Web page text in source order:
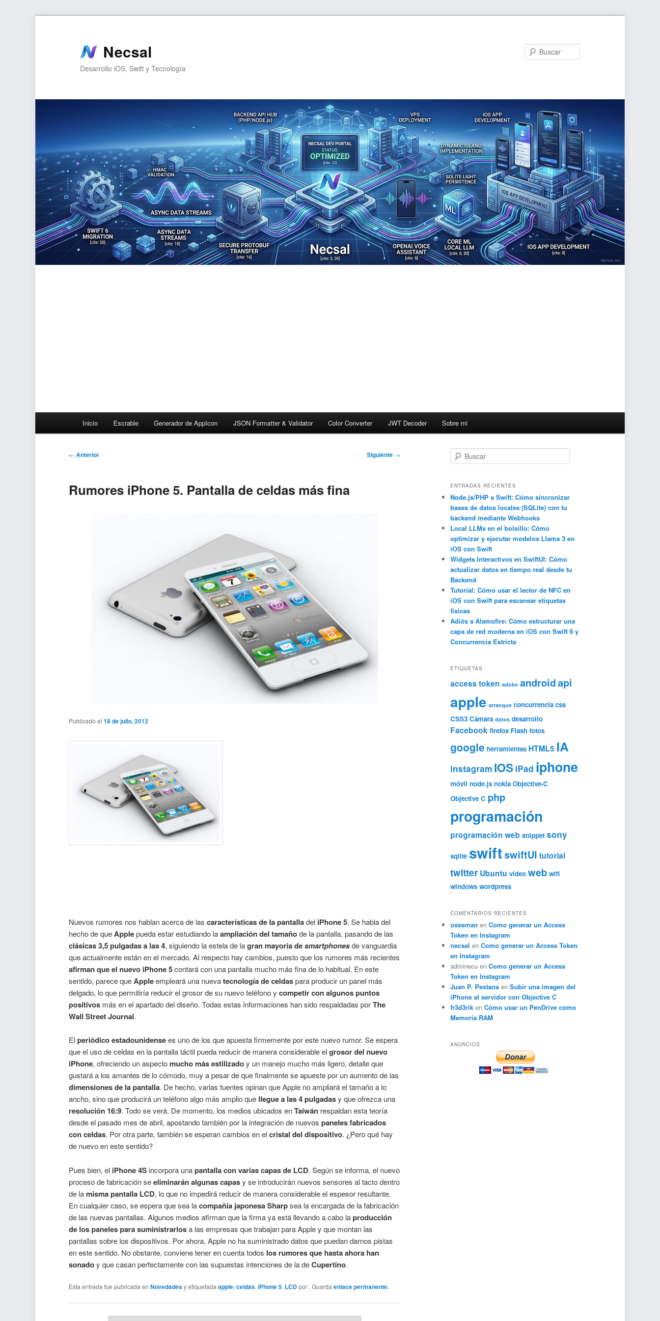
Necsal
Desarrollo iOS, Swift y Tecnología
Inicio Escrable Generador de AppIcon JSON Formatter & Validator Color Converter JWT Decoder Sobre mi
Navegación
← Anterior Siguiente →
Rumores iPhone 5. Pantalla de celdas más fina
Publicado el18 de julio, 2012
Nuevos rumores nos hablan acerca de lascaracterísticas de la pantalladel iPhone 5. Se habla del
hecho de que Applepueda estar estudiando laampliación del tamañode la pantalla, pasando de las
clásicas 3,5 pulgadas a las 4, siguiendo la estela de lagran mayoría desmartphonesde vanguardia
que actualmente están en el mercado. Al respecto hay cambios, puesto que los rumores más recientes
afirman que el nuevo iPhone 5contará con una pantalla mucho más fina de lo habitual. En este
sentido, parece que Appleempleará una nuevatecnología de celdaspara producir un panel más
delgado, lo que permitiría reducir el grosor de su nuevo teléfono ycompetir con algunos puntos
positivos más en el apartado del diseño. Todas estas informaciones han sido respaldadas porThe
Wall Street Journal.
Elperiódico estadounidensees uno de los que apuesta firmemente por este nuevo rumor. Se espera
que el uso de celdas en la pantalla táctil pueda reducir de manera considerable elgrosor del nuevo
iPhone, ofreciendo un aspecto mucho más estilizadoy un manejo mucho más ligero, detalle que
gustará a los amantes de lo cómodo, muy a pesar de que finalmente se apueste por un aumento de las
dimensiones de la pantalla. De hecho, varias fuentes opinan que Apple no ampliará el tamaño a lo
ancho, sino que producirá un teléfono algo más amplio que llegue a las 4 pulgadasy que ofrezca una
resolución 16:9. Todo se verá. De momento, los medios ubicados enTaiwán respaldan esta teoría
desde el pasado mes de abril, apostando también por la integración de nuevospaneles fabricados
con celdas. Por otra parte, también se esperan cambios en elcristal del dispositivo. ¿Pero qué hay
de nuevo en este sentido?
Pues bien, el iPhone 4S incorpora unapantalla con varias capas de LCD. Según se informa, el nuevo
proceso de fabricación seeliminarán algunas capasy se introducirán nuevos sensores al tacto dentro
de la misma pantalla LCD, lo que no impedirá reducir de manera considerable el espesor resultante.
En cualquier caso, se espera que sea lacompañía japonesa Sharpsea la encargada de la fabricación
de las nuevas pantallas. Algunos medios afirman que la firma ya está llevando a cabo laproducción
de los paneles para suministrarlosa las empresas que trabajan para Apple y que montan las
pantallas sobre los dispositivos. Por ahora, Apple no ha suministrado datos que puedan darnos pistas
en este sentido. No obstante, conviene tener en cuenta todos los rumores que hasta ahora han
sonadoy que casan perfectamente con las supuestas intenciones de la deCupertino.
Esta entrada fue publicada enNovedadesy etiquetadaapple,celdas,iPhone 5, LCDpor . Guardaenlace permanente.
u
c
a
r
ENTRADAS RECIENTES
Node.js/PHP a Swift: Cómo sincronizar
bases de datos locales (SQLite) con tu
backend mediante Webhooks
Local LLMs en el bolsillo: Cómo
optimizar y ejecutar modelos Llama 3 en
iOS con Swift
Widgets Interactivos en SwiftUI: Cómo
actualizar datos en tiempo real desde tu
Backend
Tutorial: Cómo usar el lector de NFC en
iOS con Swift para escanear etiquetas
físicas
Adiós a Alamofire: Cómo estructurar una
capa de red moderna en iOS con Swift 6 y
Concurrencia Estricta
ETIQUETAS
access token adobe androidapi
apple arranque concurrencia css
CSS3 Cámara datos desarrollo
Facebook firefox Flash fotos
google herramientas HTML5 IA
instagram IOS iPad iphone
móvil node.js nokia Objective-C
Objective C php
programación
programación web snippet sony
sqlite swiftswiftUI tutorial
twitter Ubuntu vídeo web wifi
windows wordpress
COMENTARIOS RECIENTES
osssman en Como generar un Access
Token en Instagram
necsal en Como generar un Access Token
en Instagram
adminecuen Como generar un Access
Token en Instagram
Juan P. Pestanaen Subir una imagen del
iPhone al servidor con Objective C
fr3d3riken Cómo usar un PenDrive como
Memoria RAM
ANUNCIOS